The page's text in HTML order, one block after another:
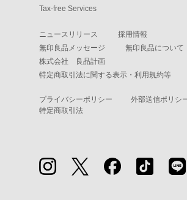
Tax-free Services
ニュースリリース
採用情報
無印良品メッセージ
無印良品について
株式会社 良品計画
特定商取引法に関する表示・利用規約等
プライバシーポリシー
外部送信ポリシ
特定商取引法